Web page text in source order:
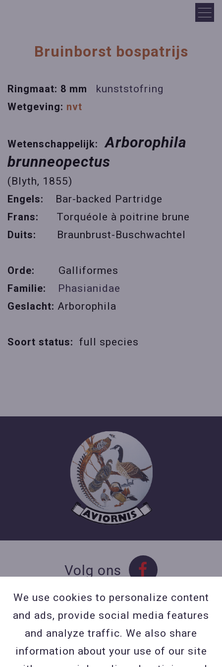
Bruinborst bospatrijs
Ringmaat: 8 mm kunststofring
Wetgeving: nvt
Wetenschappelijk:
Arborophila
brunneopectus
(Blyth, 1855)
Engels: Bar-backed Partridge
Frans: Torquéole à poitrine brune
Duits: Braunbrust-Buschwachtel
Orde:
Galliformes
Familie:
Phasianidae
Geslacht: Arborophila
Soort status: full species
Volg ons
Contact
Contacteer ons
BE 0423 427 566 (0032
We use cookies to personalize content
and ads, provide social media features
and analyze traffic. We also share
information about your use of our site